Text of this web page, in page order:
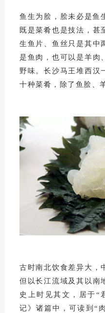
鱼生为脍，脍未必是鱼
既是菜肴也是技法，甚
生鱼片、鱼丝只是其中
是鱼肉，也可以是羊肉
野味。长沙马王堆西汉
十种菜肴，除了鱼脍、
古时南北饮食差异大，
但以长江流域及其以南
史上时见其文，居于“
记》诸篇中，可读到“